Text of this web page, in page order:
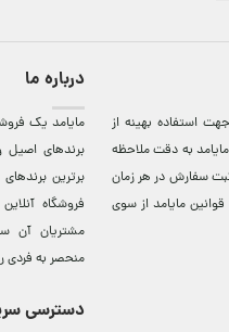
استفاده بهینه از
به دقت ملاحظه
سفارش در هر زمان
مایامد از سوی
درباره ما
مایامد يک
برندهای اصيل
برترين‌
فروشگاه
مشتريان آن
منحصر به فردی
دسترسی